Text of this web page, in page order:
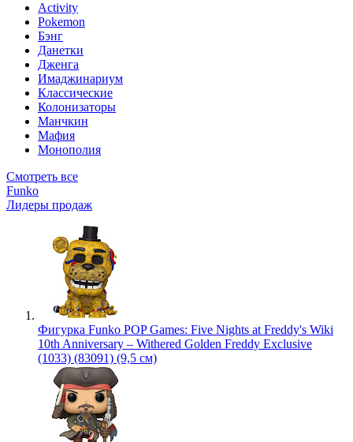
Activity
Pokemon
Бэнг
Данетки
Дженга
Имаджинариум
Классические
Колонизаторы
Манчкин
Мафия
Монополия
Смотреть все
Funko
Лидеры продаж
Фигурка Funko POP Games: Five Nights at Freddy's Wiki
10th Anniversary – Withered Golden Freddy Exclusive
(1033) (83091) (9,5 см)